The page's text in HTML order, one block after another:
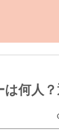
何人